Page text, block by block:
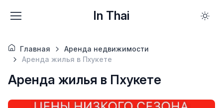
In Thai
Главная
Аренда недвижимости
Аренда жилья в Пхукете
Аренда жилья в Пхукете